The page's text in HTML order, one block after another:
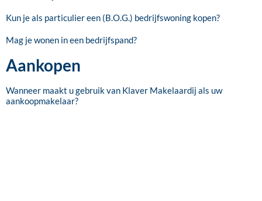
Kun je als particulier een (B.O.G.) bedrijfswoning kopen?
Mag je wonen in een bedrijfspand?
Aankopen
Wanneer maakt u gebruik van Klaver Makelaardij als uw
aankoopmakelaar?